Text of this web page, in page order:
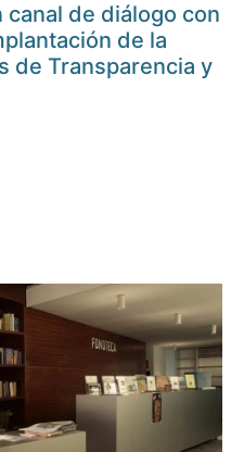
canal de diálogo con
de la
de Transparencia y